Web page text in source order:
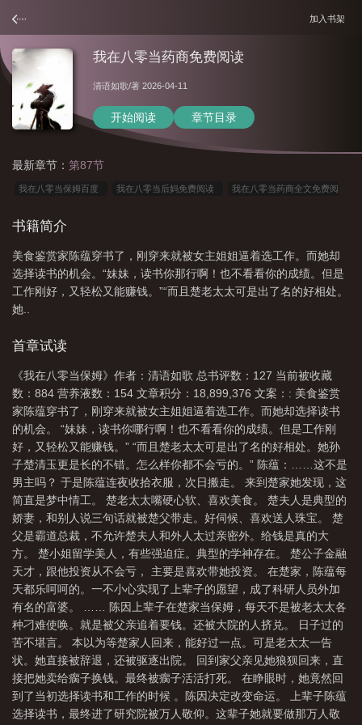
加入书架
我在八零当药商免费阅读
清语如歌/著 2026-04-11
开始阅读 章节目录
最新章节： 第87节
我在八零当保姆百度 我在八零当后妈免费阅读 我在八零当药商全文免费阅
保姆免费阅读
当后妈演员 我在八零当保姆清语如歌 我在八零年代当团宝 我在八零当保姆
清语如歌 我在八零当保姆陈蕴 我在八零当药商免费阅读 我在八零当保姆
TXT百度免费
读 我在八零当保姆txt
书籍简介
美食鉴赏家陈蕴穿书了，刚穿来就被女主姐姐逼着选工作。而她却
选择读书的机会。“妹妹，读书你那行啊！也不看看你的成绩。但是
工作刚好，又轻松又能赚钱。”“而且楚老太太可是出了名的好相处。
她..
首章试读
《我在八零当保姆》作者：清语如歌 总书评数：127 当前被收藏
数：884 营养液数：154 文章积分：18,899,376 文案：: 美食鉴赏
家陈蕴穿书了，刚穿来就被女主姐姐逼着选工作。而她却选择读书
的机会。 “妹妹，读书你哪行啊！也不看看你的成绩。但是工作刚
好，又轻松又能赚钱。” “而且楚老太太可是出了名的好相处。她孙
子楚清玉更是长的不错。怎么样你都不会亏的。” 陈蕴：……这不是
男主吗？ 于是陈蕴连夜收拾衣服，次日搬走。 来到楚家她发现，这
简直是梦中情工。 楚老太太嘴硬心软、喜欢美食。 楚夫人是典型的
娇妻，和别人说三句话就被楚父带走。好伺候、喜欢送人珠宝。 楚
父是霸道总裁，不允许楚夫人和外人太过亲密外。给钱是真的大
方。 楚小姐留学美人，有些强迫症。典型的学神存在。 楚公子金融
天才，跟他投资从不会亏， 主要是喜欢带她投资。 在楚家，陈蕴每
天都乐呵呵的。一不小心实现了上辈子的愿望，成了科研人员外加
有名的富婆。 …… 陈因上辈子在楚家当保姆，每天不是被老太太各
种刁难使唤。就是被父亲追着要钱。还被大院的人挤兑。 日子过的
苦不堪言。 本以为等楚家人回来，能好过一点。可是老太太一告
状。她直接被辞退，还被驱逐出院。 回到家父亲见她狼狈回来，直
接把她卖给瘸子换钱。最终被瘸子活活打死。 在睁眼时，她竟然回
到了当初选择读书和工作的时候 。陈因决定改变命运。 上辈子陈蕴
选择读书，最终进了研究院被万人敬仰。这辈子她就要做那万人敬